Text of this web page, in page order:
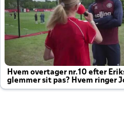
Hvem overtager nr.10 efter
glemmer sit pas? Hvem ringer
altid til efter kampe?